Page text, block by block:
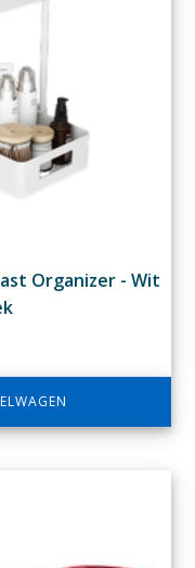
Organizer - Wit